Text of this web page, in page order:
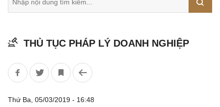
THỦ TỤC PHÁP LÝ DOANH NGHIỆP
Thứ Ba, 05/03/2019 - 16:48